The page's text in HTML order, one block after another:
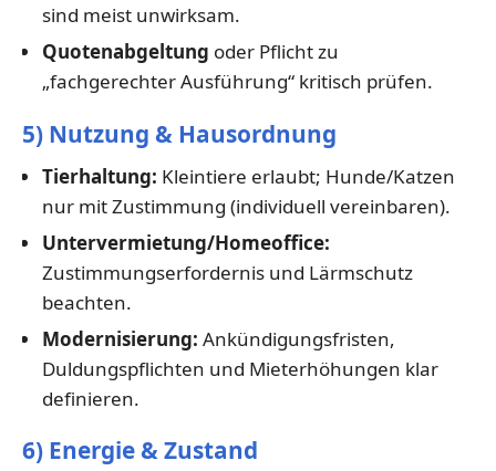
sind meist unwirksam.
Quotenabgeltung oder Pflicht zu
„fachgerechter Ausführung“ kritisch prüfen.
5) Nutzung & Hausordnung
Tierhaltung: Kleintiere erlaubt; Hunde/Katzen
nur mit Zustimmung (individuell vereinbaren).
Untervermietung/Homeoffice:
Zustimmungserfordernis und Lärmschutz
beachten.
Modernisierung: Ankündigungsfristen,
Duldungspflichten und Mieterhöhungen klar
definieren.
6) Energie & Zustand